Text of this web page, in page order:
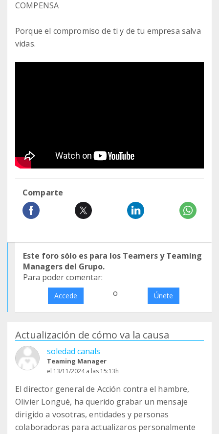
COMPENSA
Porque el compromiso de ti y de tu empresa salva
vidas.
Comparte
Este foro sólo es para los Teamers y Teaming
Managers del Grupo.
Para poder comentar:
Accede o Únete
Actualización de cómo va la causa
soledad canals
Teaming Manager
el 13/11/2024 a las 15:13h
El director general de Acción contra el hambre,
Olivier Longué, ha querido grabar un mensaje
dirigido a vosotras, entidades y personas
colaboradoras para actualizaros personalmente